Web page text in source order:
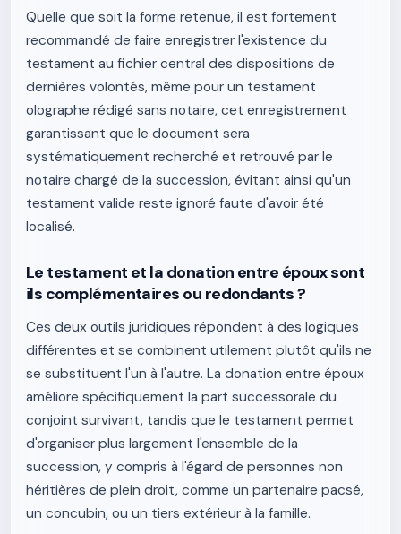
Quelle que soit la forme retenue, il est fortement
recommandé de faire enregistrer l'existence du
testament au fichier central des dispositions de
dernières volontés, même pour un testament
olographe rédigé sans notaire, cet enregistrement
garantissant que le document sera
systématiquement recherché et retrouvé par le
notaire chargé de la succession, évitant ainsi qu'un
testament valide reste ignoré faute d'avoir été
localisé.
Le testament et la donation entre époux sont
ils complémentaires ou redondants ?
Ces deux outils juridiques répondent à des logiques
différentes et se combinent utilement plutôt qu'ils ne
se substituent l'un à l'autre. La donation entre époux
améliore spécifiquement la part successorale du
conjoint survivant, tandis que le testament permet
d'organiser plus largement l'ensemble de la
succession, y compris à l'égard de personnes non
héritières de plein droit, comme un partenaire pacsé,
un concubin, ou un tiers extérieur à la famille.